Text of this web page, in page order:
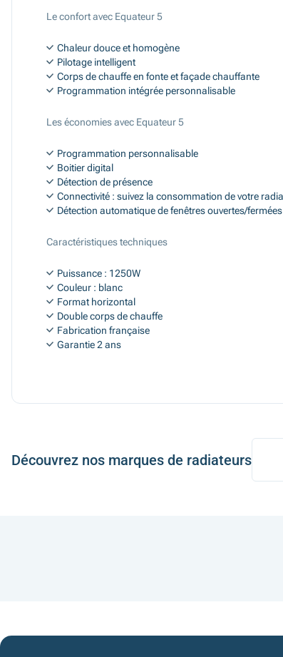
Le confort avec Equateur 5
Chaleur douce et homogène
Pilotage intelligent
Corps de chauffe en fonte et façade chauffante
Programmation intégrée personnalisable
Les économies avec Equateur 5
Programmation personnalisable
Boitier digital
Détection de présence
Connectivité : suivez la consommation de votre
Détection automatique de fenêtres ouvertes/fermées
Caractéristiques techniques
Puissance : 1250W
Couleur : blanc
Format horizontal
Double corps de chauffe
Fabrication française
Garantie 2 ans
Découvrez nos marques de radiateurs